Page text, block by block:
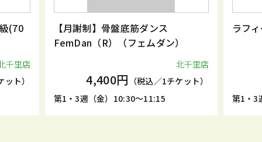
(70
千里店
ト）
【月謝制】骨盤底筋ダンス
FemDan（R）（フェムダン）
北千里店
4,400円 （税込／1チケット）
第1・3週（金）10:30～11:15
ラフ
第1・3